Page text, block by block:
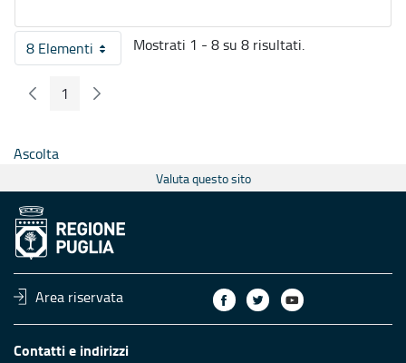
8 ElementiPer pagina
Mostrati 1 - 8 su 8 risultati.
Pagina Precedente
Pagina
1 Pagina Seguente
Ascolta
Valuta questo sito
Area riservata
Contatti e indirizzi